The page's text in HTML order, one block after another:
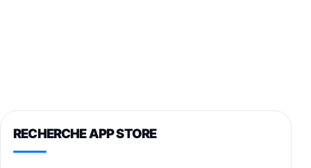
RECHERCHE APP STORE